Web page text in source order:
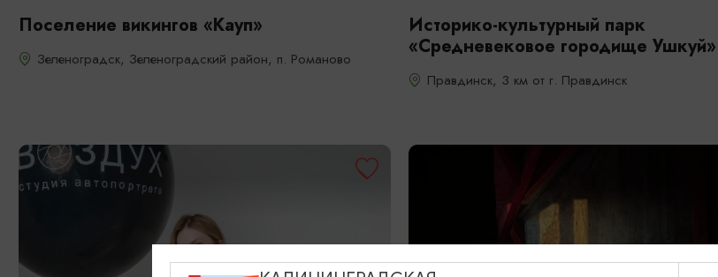
Поселение викингов «Кауп»
Зеленоградск, Зеленоградский район, п. Романово
Историко-культурный парк
«Средневековое городище Ушкуй»
Правдинск, 3 км от г. Правдинск